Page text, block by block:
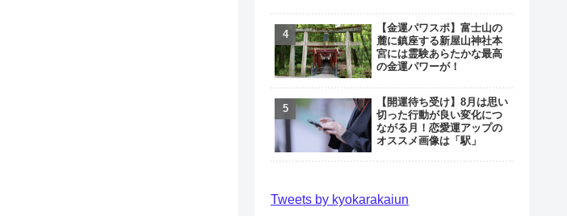
【金運パワスポ】富士山の
麓に鎮座する新屋山神社本
宮には霊験あらたかな最高
の金運パワーが！
【開運待ち受け】8月は思い
切った行動が良い変化につ
ながる月！恋愛運アップの
オススメ画像は「駅」
Tweets by kyokarakaiun